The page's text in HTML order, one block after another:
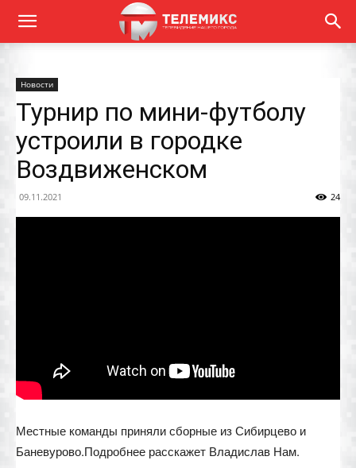
Новости
Турнир по мини-футболу
устроили в городке
Воздвиженском
09.11.2021 24
Местные команды приняли сборные из Сибирцево и
Баневурово.Подробнее расскажет Владислав Нам.